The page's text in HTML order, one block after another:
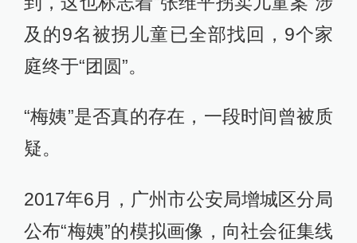
及的9名被拐儿童已全部找回，9个家
庭终于“团圆”。
“梅姨”是否真的存在，一段时间曾被质
疑。
2017年6月，广州市公安局增城区分局
公布“梅姨”的模拟画像，向社会征集线